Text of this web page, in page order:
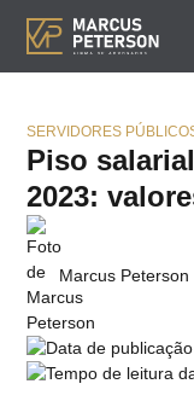
SERVIDORES
Piso
2023:
Marcus Peterson